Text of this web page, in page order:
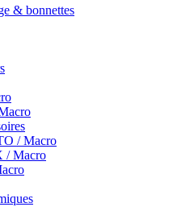
& bonnettes
/ Macro
/ Macro